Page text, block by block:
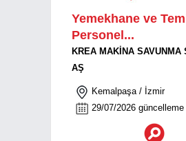
Yemekhane ve
Personel...
KREA MAKİNA SAVUNMA
AŞ
Kemalpaşa / İzmir
29/07/2026 güncelleme